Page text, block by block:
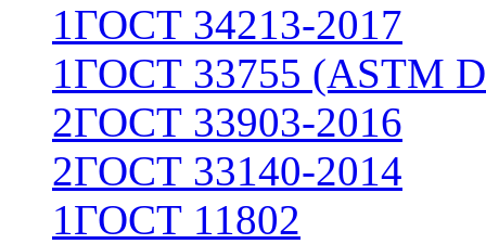
1ГОСТ 34213-2017
1ГОСТ 33755 (ASTM
2ГОСТ 33903-2016
2ГОСТ 33140-2014
1ГОСТ 11802